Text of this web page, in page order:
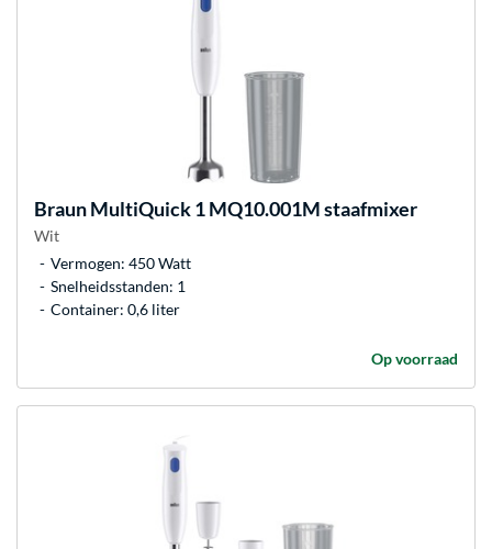
BraunMultiQuick 1 MQ10.001M staafmixer
Wit
Vermogen: 450 Watt
Snelheidsstanden: 1
Container: 0,6 liter
Op voorraad